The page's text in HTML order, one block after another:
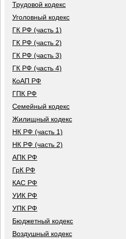
Трудовой кодекс
Уголовный кодекс
ГК РФ (часть 1)
ГК РФ (часть 2)
ГК РФ (часть 3)
ГК РФ (часть 4)
КоАП РФ
ГПК РФ
Семейный кодекс
Жилищный кодекс
НК РФ (часть 1)
НК РФ (часть 2)
АПК РФ
ГрК РФ
КАС РФ
УИК РФ
УПК РФ
Бюджетный кодекс
Воздушный кодекс